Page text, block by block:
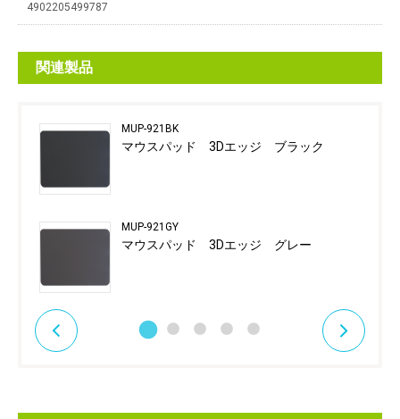
4902205499787
関連製品
MUP-921BK
マウスパッド 3Dエッジ ブラック
MUP-921GY
マウスパッド 3Dエッジ グレー